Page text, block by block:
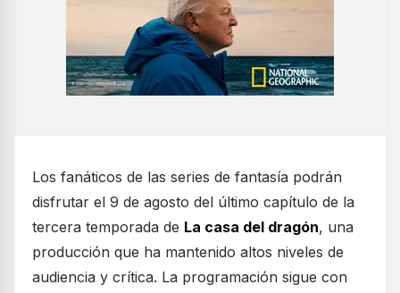
Los fanáticos de las series de fantasía podrán
disfrutar el 9 de agosto del último capítulo de la
tercera temporada de La casa del dragón, una
producción que ha mantenido altos niveles de
audiencia y crítica. La programación sigue con